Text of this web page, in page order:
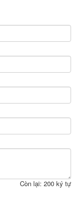
Còn lại: 200 ký tự